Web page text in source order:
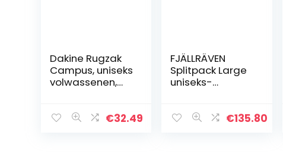
Dakine Rugzak
Campus, uniseks
volwassenen,
33L
€32.49
FJÄLLRÄVEN
Splitpack Large
uniseks-
€135.80